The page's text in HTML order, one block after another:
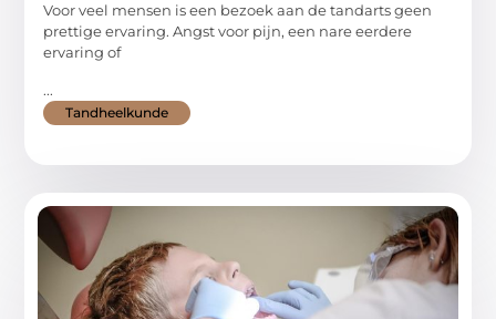
Voor veel mensen is een bezoek aan de tandarts geen
prettige ervaring. Angst voor pijn, een nare eerdere
ervaring of
...
Tandheelkunde